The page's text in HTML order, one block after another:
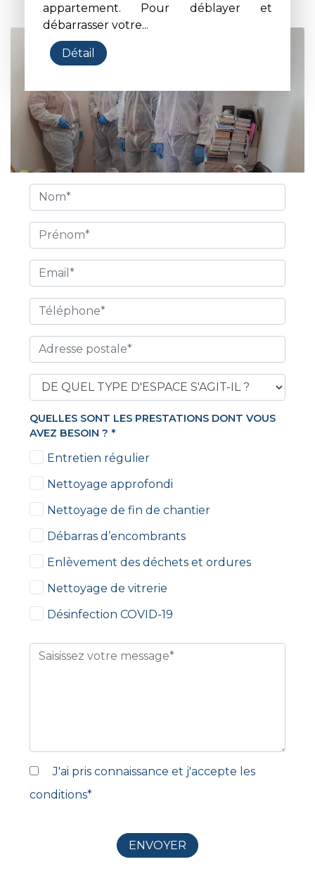
appartement. Pour déblayer et
débarrasser votre...
Détail
QUELLES SONT LES PRESTATIONS DONT VOUS
AVEZ BESOIN ?*
Entretien régulier
Nettoyage approfondi
Nettoyage de fin de chantier
Débarras d’encombrants
Enlèvement des déchets et ordures
Nettoyage de vitrerie
Désinfection COVID-19
J'ai pris connaissance et j'accepte les
conditions*
ENVOYER